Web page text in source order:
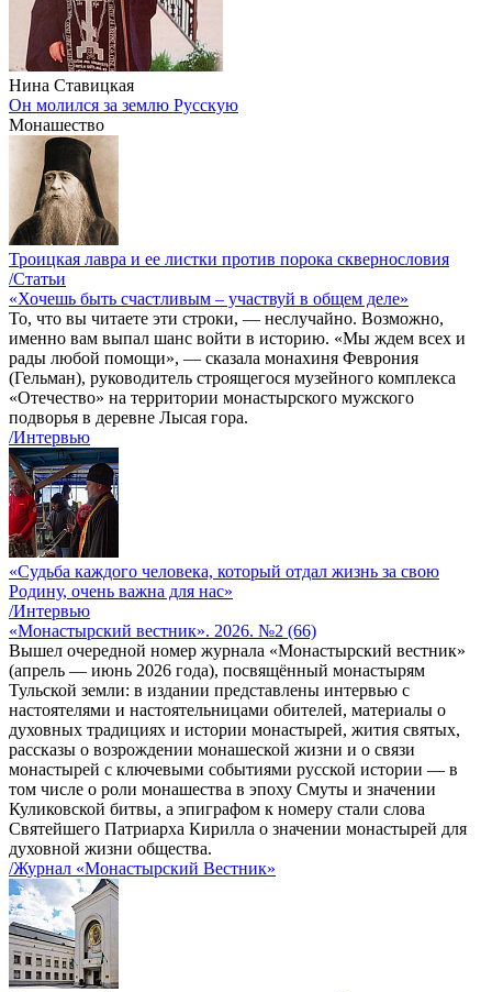
Нина Ставицкая
Он молился за землю Русскую
Монашество
Троицкая лавра и ее листки против порока сквернословия
/Статьи
«Хочешь быть счастливым – участвуй в общем деле»
То, что вы читаете эти строки, — неслучайно. Возможно,
именно вам выпал шанс войти в историю. «Мы ждем всех и
рады любой помощи», — сказала монахиня Феврония
(Гельман), руководитель строящегося музейного комплекса
«Отечество» на территории монастырского мужского
подворья в деревне Лысая гора.
/Интервью
«Судьба каждого человека, который отдал жизнь за свою
Родину, очень важна для нас»
/Интервью
«Монастырский вестник». 2026. №2 (66)
Вышел очередной номер журнала «Монастырский вестник»
(апрель — июнь 2026 года), посвящённый монастырям
Тульской земли: в издании представлены интервью с
настоятелями и настоятельницами обителей, материалы о
духовных традициях и истории монастырей, жития святых,
рассказы о возрождении монашеской жизни и о связи
монастырей с ключевыми событиями русской истории — в
том числе о роли монашества в эпоху Смуты и значении
Куликовской битвы, а эпиграфом к номеру стали слова
Святейшего Патриарха Кирилла о значении монастырей для
духовной жизни общества.
/Журнал «Монастырский Вестник»